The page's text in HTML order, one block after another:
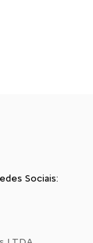
Sociais: